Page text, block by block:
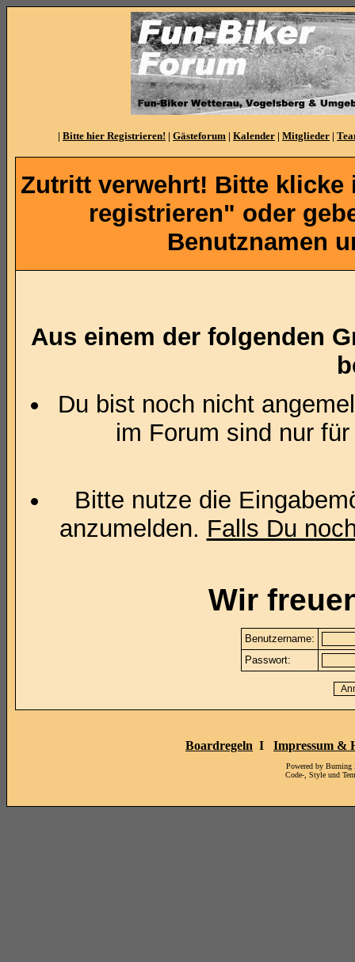
| Bitte hier Registrieren! | Gästeforum | Kalender | Mitglieder |
Zutritt verwehrt! Bitte
registrieren" oder
Benutznamen
Aus einem der folgenden
Du bist noch nicht
im Forum sind nur
Bitte nutze die
anzumelden. Falls Du
Wir
Benutzername:
Passwort:
Boardregeln I Impressum &
Powered by
Code-, Style und